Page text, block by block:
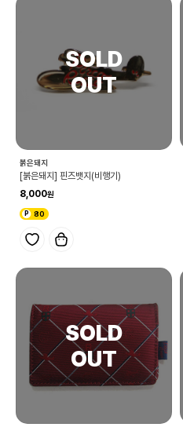
붉은돼지
[붉은돼지] 핀즈뱃지(비행기)
8,000
80